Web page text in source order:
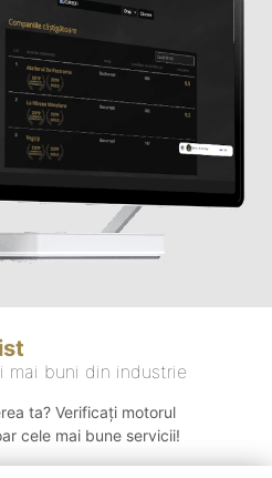
mai buni din industrie
ta? Verificați motorul
cele mai bune servicii!